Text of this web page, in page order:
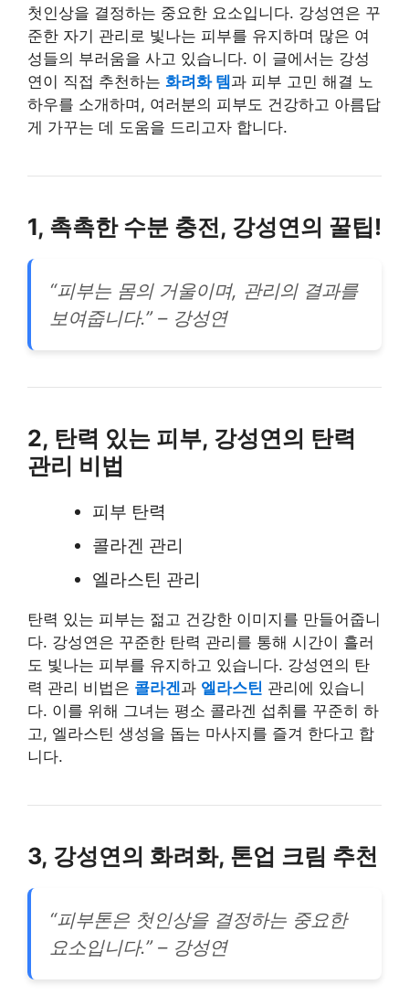
첫인상을 결정하는 중요한 요소입니다. 강성연은 꾸
준한 자기 관리로 빛나는 피부를 유지하며 많은 여
성들의 부러움을 사고 있습니다. 이 글에서는 강성
연이 직접 추천하는 화려화 템과 피부 고민 해결 노
하우를 소개하며, 여러분의 피부도 건강하고 아름답
게 가꾸는 데 도움을 드리고자 합니다.
1, 촉촉한 수분 충전, 강성연의 꿀팁!
“피부는 몸의 거울이며, 관리의 결과를
보여줍니다.” – 강성연
2, 탄력 있는 피부, 강성연의 탄력
관리 비법
피부 탄력
콜라겐 관리
엘라스틴 관리
탄력 있는 피부는 젊고 건강한 이미지를 만들어줍니
다. 강성연은 꾸준한 탄력 관리를 통해 시간이 흘러
도 빛나는 피부를 유지하고 있습니다. 강성연의 탄
력 관리 비법은 콜라겐과 엘라스틴 관리에 있습니
다. 이를 위해 그녀는 평소 콜라겐 섭취를 꾸준히 하
고, 엘라스틴 생성을 돕는 마사지를 즐겨 한다고 합
니다.
3, 강성연의 화려화, 톤업 크림 추천
“피부톤은 첫인상을 결정하는 중요한
요소입니다.” – 강성연